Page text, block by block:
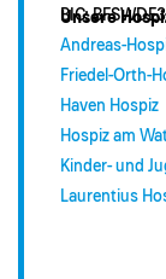
BIC:
Unsere
Andreas-
Friedel-Orth-
Haven Hospiz
Hospiz am
Kinder- und
Laurentius